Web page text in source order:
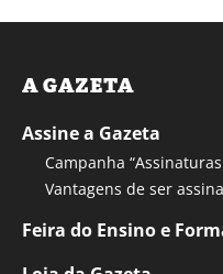
A GAZETA
Assine a Gazeta
Campanha
Vantagens de ser
Feira do Ensino e